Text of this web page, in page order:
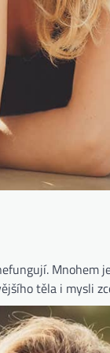
Mnohem
těla i mysli